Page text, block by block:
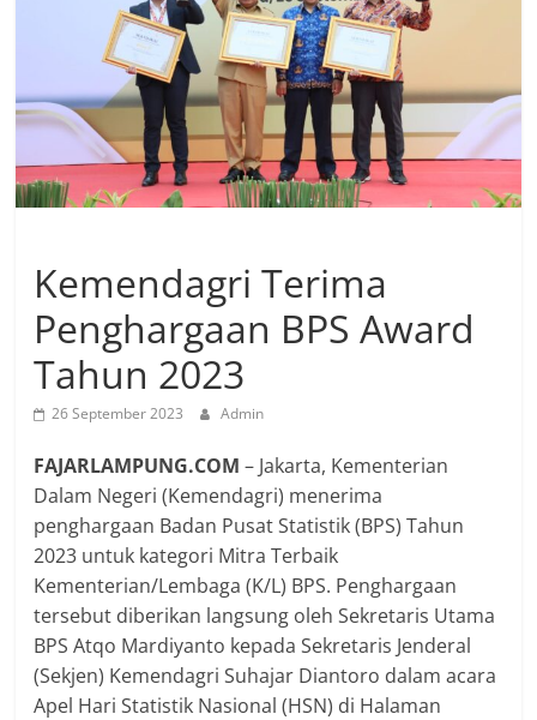
Kemendagri Terima
Penghargaan BPS Award
Tahun 2023
26 September 2023 Admin
FAJARLAMPUNG.COM– Jakarta, Kementerian
Dalam Negeri (Kemendagri) menerima
penghargaan Badan Pusat Statistik (BPS) Tahun
2023 untuk kategori Mitra Terbaik
Kementerian/Lembaga (K/L) BPS. Penghargaan
tersebut diberikan langsung oleh Sekretaris Utama
BPS Atqo Mardiyanto kepada Sekretaris Jenderal
(Sekjen) Kemendagri Suhajar Diantoro dalam acara
Apel Hari Statistik Nasional (HSN) di Halaman